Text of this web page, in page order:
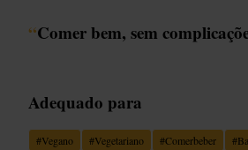
“Comer bem, sem
Adequado para
#Vegano #Vegetariano #Comerbeber #